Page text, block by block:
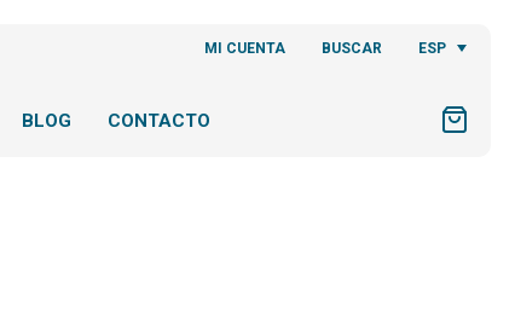
MI CUENTA BUSCAR ESP
BLOG CONTACTO